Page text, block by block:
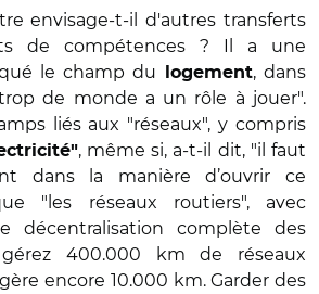
envisage-t-il d'autres transferts
de compétences ? Il a une
le champ du
logement, dans
de monde a un rôle à jouer".
liés aux "réseaux", y compris
, même si, a-t-il dit, "il faut
dans la manière d’ouvrir ce
"les
réseaux routiers", avec
décentralisation complète des
400.000 km de réseaux
encore 10.000 km. Garder des